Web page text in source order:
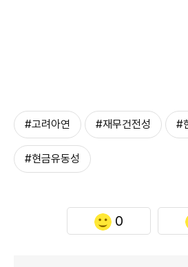
#고려아연 #재무건전성 #
#현금유동성
0